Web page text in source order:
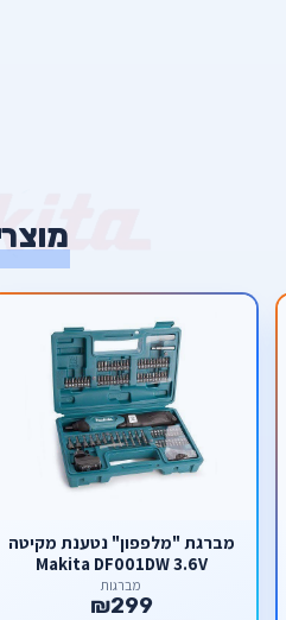
מברגת "מלפפון" נטענת מקיטה
Makita DF001DW 3.6V
מברגות
₪299